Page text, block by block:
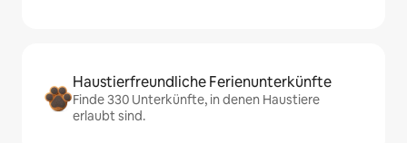
Haustierfreundliche Ferienunterkünfte
Finde 330 Unterkünfte, in denen Haustiere
erlaubt sind.